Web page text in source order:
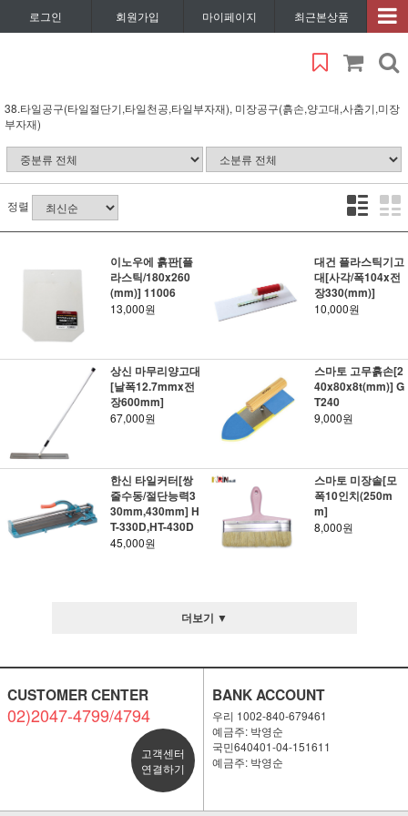
로그인 회원가입 마이페이지 최근본상품
38.타일공구(타일절단기,타일천공,타일부자재), 미장공구(흙손,양고대,사춤기,미장
부자재)
정렬
이노우에 흙판[플
라스틱/180x260
(mm)] 11006
13,000원
대건 플라스틱기고
대[사각/폭104x전
장330(mm)]
10,000원
상신 마무리양고대
[날폭12.7mmx전
장600mm]
67,000원
스마토 고무흙손[2
40x80x8t(mm)] G
T240
9,000원
한신 타일커터[쌍
줄수동/절단능력3
30mm,430mm] H
T-330D,HT-430D
45,000원
스마토 미장솔[모
폭10인치(250m
m]
8,000원
더보기 ▼
CUSTOMER CENTER
02)2047-4799/4794
고객센터
연결하기
BANK ACCOUNT
우리 1002-840-679461
예금주: 박영순
국민640401-04-151611
예금주: 박영순